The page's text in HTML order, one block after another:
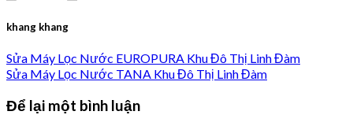
khang khang
Sửa Máy Lọc Nước EUROPURA Khu Đô Thị Linh Đàm
Sửa Máy Lọc Nước TANA Khu Đô Thị Linh Đàm
Để lại một bình luận